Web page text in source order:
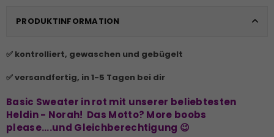
PRODUKTINFORMATION
✅ kontrolliert, gewaschen und gebügelt
✅ versandfertig, in 1-5 Tagen bei dir
Basic Sweater in rot mit unserer beliebtesten
Heldin - Norah! Das Motto? More boobs
please....und Gleichberechtigung 😉